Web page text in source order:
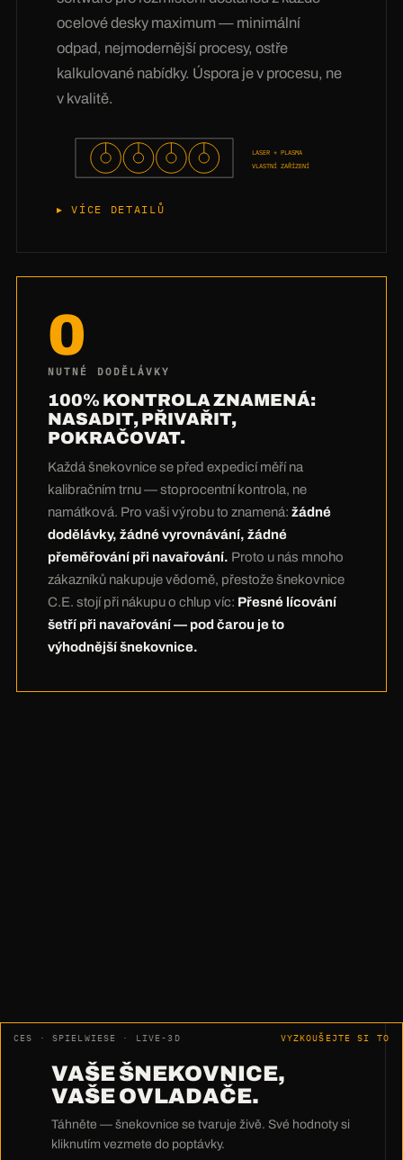
hodnota je v poradenství: z více než 3 milionů
lisování víme,
který materiál ve vašem
dopravovaném médiu skutečně přežije
my vám řekneme, z čeho má být vaše
šnekovnice.
ocelové desky maximum — minimální
odpad, nejmodernější procesy, ostře
kalkulované nabídky. Úspora je v procesu, ne
v kvalitě.
LASER + PLASMA
VLASTNÍ ZAŘÍZENÍ
VÍCE DETAILŮ
zadávání a žádné čekání u dodavatele.
Software pro rozmístění klade vaše rondely na
tabuli tak těsně, že nezbývá téměř žádný
odpad — u Hardoxu to dělá opravdu velké
peníze. A nejupřímnější účet přijde na závěr:
Mnoho zákazníků u nás při nákupu zaplatí o
chlup víc — a při navařování to
několikanásobně ušetří.Nulové dodělávky
díky 100% kontrole znamenají: nejdražší
hodiny vaší výroby vám zůstanou. Pod čarou je
šnekovnice C.E. ta výhodnější.
0
NUTNÉ DODĚLÁVKY
100% KONTROLA ZNAMENÁ:
NASADIT, PŘIVAŘIT,
POKRAČOVAT.
Každá šnekovnice se před expedicí měří na
kalibračním trnu — stoprocentní kontrola, ne
namátková. Pro vaši výrobu to znamená: žádné
dodělávky, žádné vyrovnávání, žádné
přeměřování při navařování. Proto u nás mnoho
zákazníků nakupuje vědomě, přestože šnekovnice
C.E. stojí při nákupu o chlup víc: Přesné lícování
šetří při navařování — pod čarou je to
výhodnější šnekovnice.
CES · SPIELWIESE · LIVE-3D VYZKOUŠEJTE SI TO
VAŠE ŠNEKOVNICE,
VAŠE OVLADAČE.
Táhněte — šnekovnice se tvaruje živě. Své hodnoty si
kliknutím vezmete do poptávky.